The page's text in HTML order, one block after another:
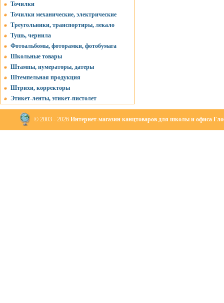
Точилки
Точилки механические, электрические
Треугольники, транспортиры, лекало
Тушь, чернила
Фотоальбомы, фоторамки, фотобумага
Школьные товары
Штампы, нумераторы, датеры
Штемпельная продукция
Штрихи, корректоры
Этикет-ленты, этикет-пистолет
© 2003 - 2026 Интернет-магазин канцтоваров для школы и офиса